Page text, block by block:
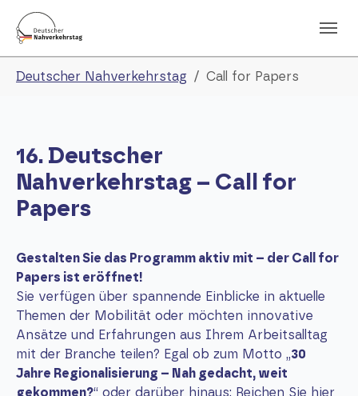
Deutscher Nahverkehrstag
Call for Papers
16. Deutscher
Nahverkehrstag – Call for
Papers
Gestalten Sie das Programm aktiv mit – der Call for
Papers ist eröffnet!
Sie verfügen über spannende Einblicke in aktuelle
Themen der Mobilität oder möchten innovative
Ansätze und Erfahrungen aus Ihrem Arbeitsalltag
mit der Branche teilen? Egal ob zum Motto „30
Jahre Regionalisierung – Nah gedacht, weit
gekommen?“ oder darüber hinaus: Reichen Sie hier